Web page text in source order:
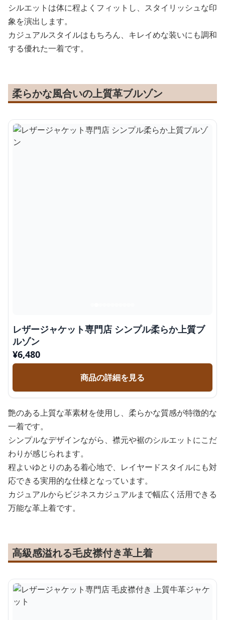
シルエットは体に程よくフィットし、スタイリッシュな印
象を演出します。
カジュアルスタイルはもちろん、キレイめな装いにも調和
する優れた一着です。
柔らかな風合いの上質革ブルゾン
レザージャケット専門店 シンプル柔らか上質ブ
ルゾン
¥6,480
商品の詳細を見る
艶のある上質な革素材を使用し、柔らかな質感が特徴的な
一着です。
シンプルなデザインながら、襟元や裾のシルエットにこだ
わりが感じられます。
程よいゆとりのある着心地で、レイヤードスタイルにも対
応できる実用的な仕様となっています。
カジュアルからビジネスカジュアルまで幅広く活用できる
万能な革上着です。
高級感溢れる毛皮襟付き革上着